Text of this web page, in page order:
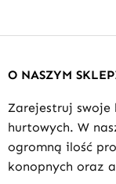
O NASZYM
Zarejestruj
hurtowych. W
ogromną ilość
konopnych oraz